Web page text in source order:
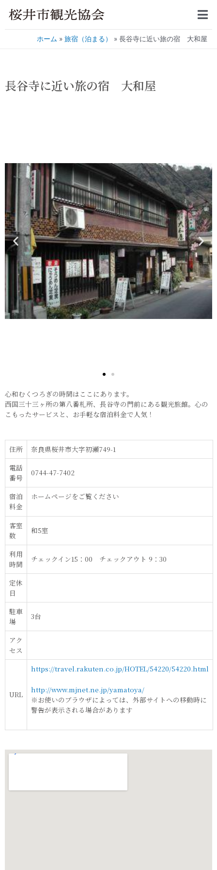
ホーム 旅宿（泊まる） 長谷寺に近い旅の宿 大和屋
長谷寺に近い旅の宿 大和屋
心和むくつろぎの時間はここにあります。
西国三十三ヶ所の第八番札所、長谷寺の門前にある観光旅館。心の
こもったサービスと、お手軽な宿泊料金で人気！
住所
奈良県桜井市大字初瀬749-1
電話
番号
0744-47-7402
宿泊
料金
ホームページをご覧ください
客室
数
和5室
利用
時間
チェックイン15：00 チェックアウト 9：30
定休
日
駐車
場
3台
アク
セス
URL
https://travel.rakuten.co.jp/HOTEL/54220/54220.html
http://www.mjnet.ne.jp/yamatoya/
※お使いのブラウザによっては、外部サイトへの移動時に
警告が表示される場合があります